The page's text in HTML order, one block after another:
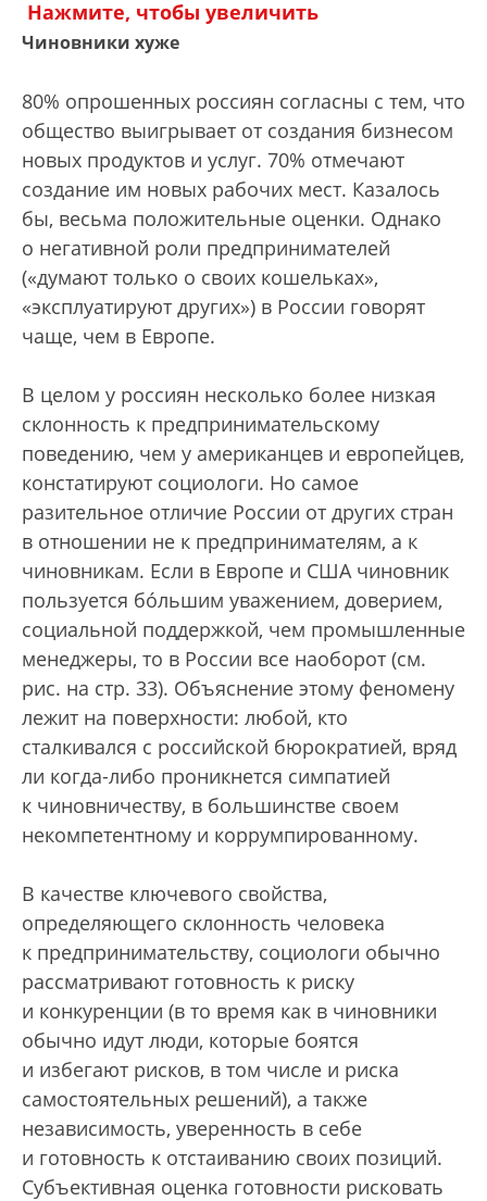
Нажмите, чтобы увеличить
Чиновники хуже
80% опрошенных россиян согласны с тем, что
общество выигрывает от создания бизнесом
новых продуктов и услуг. 70% отмечают
создание им новых рабочих мест. Казалось
бы, весьма положительные оценки. Однако
о негативной роли предпринимателей
(«думают только о своих кошельках»,
«эксплуатируют других») в России говорят
чаще, чем в Европе.
В целом у россиян несколько более низкая
склонность к предпринимательскому
поведению, чем у американцев и европейцев,
констатируют социологи. Но самое
разительное отличие России от других стран
в отношении не к предпринимателям, а к
чиновникам. Если в Европе и США чиновник
пользуется бóльшим уважением, доверием,
социальной поддержкой, чем промышленные
менеджеры, то в России все наоборот (см.
рис. на стр. 33). Объяснение этому феномену
лежит на поверхности: любой, кто
сталкивался с российской бюрократией, вряд
ли когда-либо проникнется симпатией
к чиновничеству, в большинстве своем
некомпетентному и коррумпированному.
В качестве ключевого свойства,
определяющего склонность человека
к предпринимательству, социологи обычно
рассматривают готовность к риску
и конкуренции (в то время как в чиновники
обычно идут люди, которые боятся
и избегают рисков, в том числе и риска
самостоятельных решений), а также
независимость, уверенность в себе
и готовность к отстаиванию своих позиций.
Субъективная оценка готовности рисковать